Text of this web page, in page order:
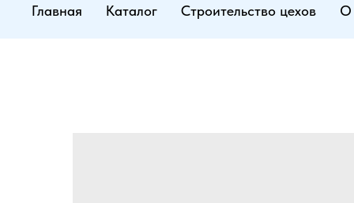
Главная Каталог Строительство цехов О